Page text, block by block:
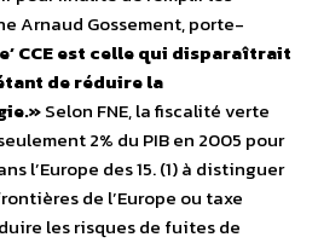
Arnaud Gossement, porte-
CCE est celle qui disparaîtrait
de réduire la
Selon FNE, la fiscalité verte
2% du PIB en 2005 pour
l’Europe des 15. (1) à distinguer
de l’Europe ou taxe
les risques de fuites de